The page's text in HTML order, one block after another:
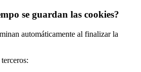
se guardan las cookies?
automáticamente al finalizar la